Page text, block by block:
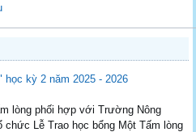
học kỳ 2 năm 2025 - 2026
lòng phối hợp với Trường Nông
Lễ Trao học bổng Một Tấm lòng